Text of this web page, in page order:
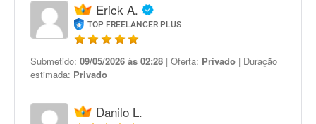
Erick A.
TOP FREELANCER PLUS
Submetido: 09/05/2026 às 02:28 | Oferta: Privado | Duração
estimada: Privado
Danilo L.